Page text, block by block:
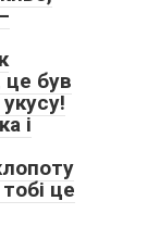
це був
і
це